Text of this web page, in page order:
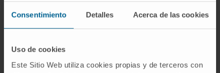
Consentimiento Detalles Acerca de las cookies
Uso de cookies
Este Sitio Web utiliza cookies propias y de terceros con
Doctoral por este estudio.
Patente con aplicación clínica
inmunoterapia mediante el uso de mARN, lo que